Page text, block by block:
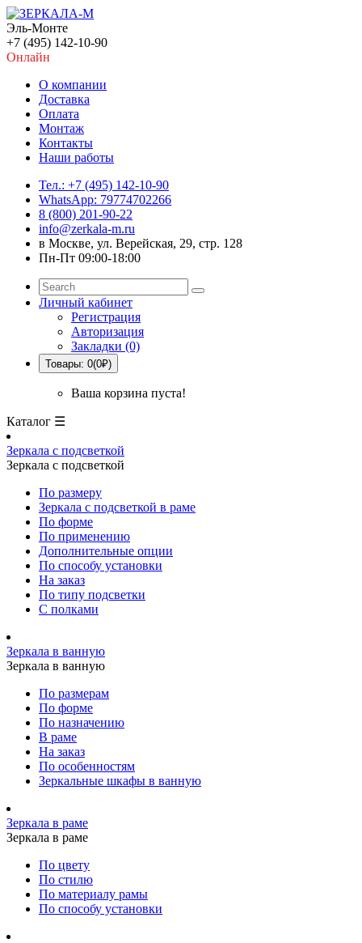
Эль-Монте
+7 (495) 142-10-90
Онлайн
О компании
Доставка
Оплата
Монтаж
Контакты
Наши работы
Тел.: +7 (495) 142-10-90
WhatsApp: 79774702266
8 (800) 201-90-22
info@zerkala-m.ru
в Москве, ул. Верейская, 29, стр. 128
Пн-Пт 09:00-18:00
Личный кабинет
Регистрация
Авторизация
Закладки (0)
Товары: 0(0₽)
Ваша корзина пуста!
Каталог ☰
Зеркала с подсветкой
Зеркала с подсветкой
По размеру
Зеркала с подсветкой в раме
По форме
По применению
Дополнительные опции
По способу установки
На заказ
По типу подсветки
С полками
Зеркала в ванную
Зеркала в ванную
По размерам
По форме
По назначению
В раме
На заказ
По особенностям
Зеркальные шкафы в ванную
Зеркала в раме
Зеркала в раме
По цвету
По стилю
По материалу рамы
По способу установки